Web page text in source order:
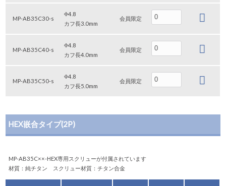
MP-AB35C30-s
Φ4.8
カフ長3.0mm
会員限定
MP-AB35C40-s
Φ4.8
カフ長4.0mm
会員限定
MP-AB35C50-s
Φ4.8
カフ長5.0mm
会員限定
HEX嵌合タイプ(2P)
MP-AB35C××-HEX専用スクリューが付属されています
材質：純チタン スクリュー材質：チタン合金